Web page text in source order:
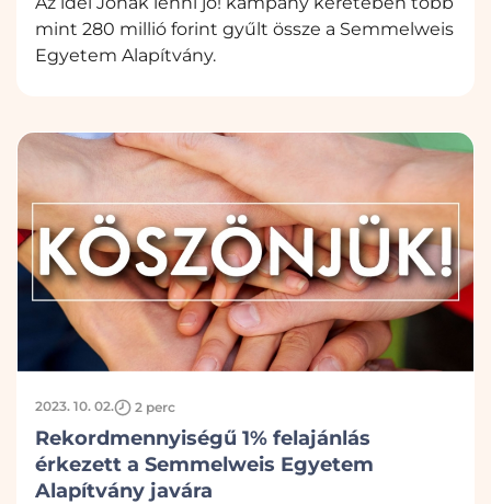
mint 280 millió forint gyűlt össze a Semmelweis
Egyetem Alapítvány.
2023. 10. 02. 2 perc
Rekordmennyiségű 1% felajánlás
érkezett a Semmelweis Egyetem
Alapítvány javára